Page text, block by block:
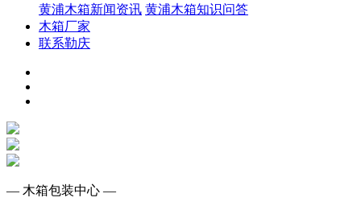
黄浦木箱新闻资讯 黄浦木箱知识问答
木箱厂家
联系勒庆
— 木箱包装中心 —